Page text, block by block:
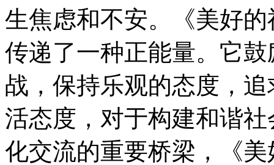
生焦虑和不安。《美好
传递了一种正能量。它
战，保持乐观的态度，
活态度，对于构建和谐
化交流的重要桥梁，《